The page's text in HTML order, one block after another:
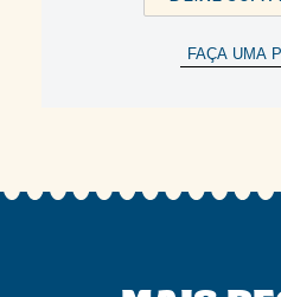
FAÇA UMA